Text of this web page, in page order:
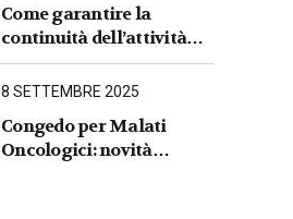
Come garantire la
continuità dell’attività
per le ONLUS : iscrizione
al RUNTS entro il
8 SETTEMBRE 2025
Congedo per Malati
Oncologici: novità